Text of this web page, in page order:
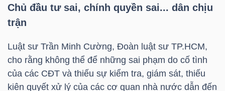
Chủ đầu tư sai, chính quyền sai... dân chịu
trận
Luật sư Trần Minh Cường, Đoàn luật sư TP.HCM,
cho rằng không thể để những sai phạm do cố tình
của các CĐT và thiếu sự kiểm tra, giám sát, thiếu
kiên quyết xử lý của các cơ quan nhà nước dẫn đến
DÙNG
KHÔNG